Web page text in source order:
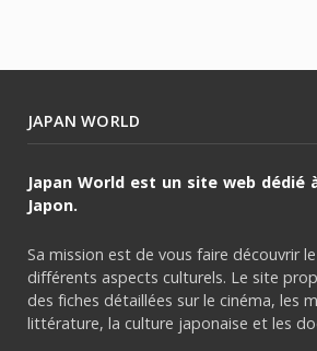
JAPAN WORLD
Japan World est un site web dédié
Japon.
Sa mission est de vous faire découvrir
différents aspects culturels. Le site
des fiches détaillées sur le cinéma, les
littérature, la culture japonaise et les